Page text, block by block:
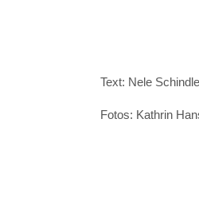
Text: Nele
Fotos: Kathrin